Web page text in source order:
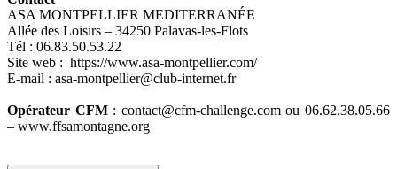
ASA MONTPELLIER MEDITERRANÉE
Allée des Loisirs – 34250 Palavas-les-Flots
Tél : 06.83.50.53.22
Site web : https://www.asa-montpellier.com/
E-mail : asa-montpellier@club-internet.fr
Opérateur CFM: contact@cfm-challenge.com ou 06.62.38.05.66
– www.ffsamontagne.org